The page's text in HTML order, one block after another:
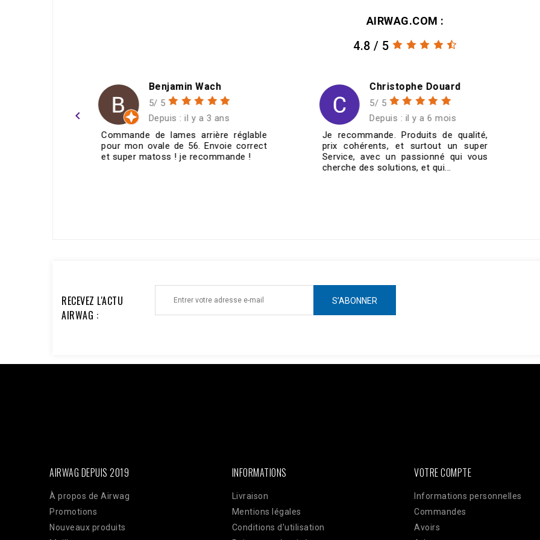
AIRWAG.COM :
4.8 / 5
Christophe Douard
5/ 5
Depuis : il y a 6 mois
Je recommande. Produits de qualité,
prix cohérents, et surtout un super
Service, avec un passionné qui vous
Christian SCHMITT
5/ 5
Depuis : il y a 6 mois
J'ai commandé quatre jantes
185/60/14 pour ma VW Golf 1
cabriolet de 1987. Je les ai reçues très
rapidement et super bien emballées....
navigate_before
RECEVEZ L'ACTU
AIRWAG :
AIRWAG DEPUIS 2019
À propos de Airwag
Promotions
Nouveaux produits
INFORMATIONS
Livraison
Mentions légales
Conditions d'utilisation
VOTRE COMPTE
Informations personnelles
Commandes
Avoirs